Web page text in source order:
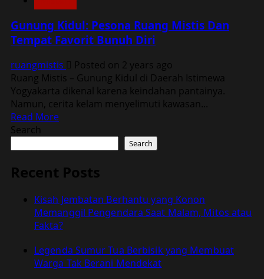
Gunung Kidul: Pesona Ruang Mistis Dan
Tempat Favorit Bunuh Diri
ruangmistis
Posted on 2 years ago
Ruang Mistis – Gunung Kidul di Daerah Istimewa
Yogyakarta dikenal karena keindahan pantainya.
Namun, cerita kelam menyelimuti kawasan...
Read MoreRead
Gunung
Kidul:
Pesona
Ruang
Mistis
Dan
Tempat
Favorit
Bunuh
Diri
Search
Search
Recent Posts
Kisah Jembatan Berhantu yang Konon
Memanggil Pengendara Saat Malam, Mitos atau
Fakta?
Legenda Sumur Tua Berbisik yang Membuat
Warga Tak Berani Mendekat